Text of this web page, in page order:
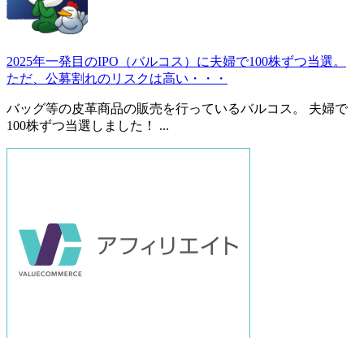
2025年一発目のIPO（バルコス）に夫婦で100株ずつ当選。
ただ、公募割れのリスクは高い・・・
バッグ等の皮革商品の販売を行っているバルコス。 夫婦で
100株ずつ当選しました！ ...